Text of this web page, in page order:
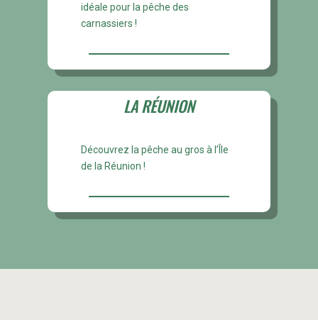
idéale pour la pêche des
carnassiers !
LA RÉUNION
Découvrez la pêche au gros à l’Île
de la Réunion !